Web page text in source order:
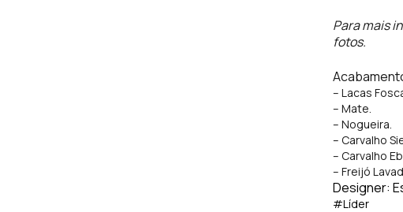
Para mais
fotos.
– Lacas
– Mate.
– Nogueira.
– Carvalho
– Carvalho
– Freijó
Designer:
#Líder